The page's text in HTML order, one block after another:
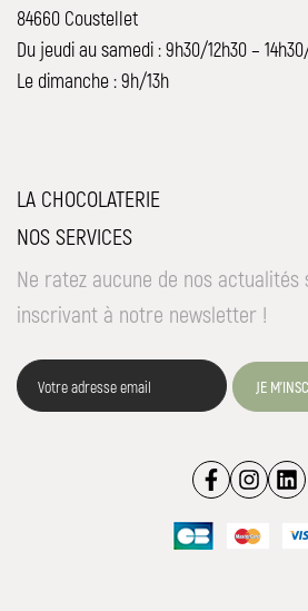
84660 Coustellet
Du jeudi au samedi : 9h30/12h30 –
Le dimanche : 9h/13h
LA CHOCOLATERIE
NOS SERVICES
Ne ratez aucune de nos actualités
inscrivant à notre newsletter !